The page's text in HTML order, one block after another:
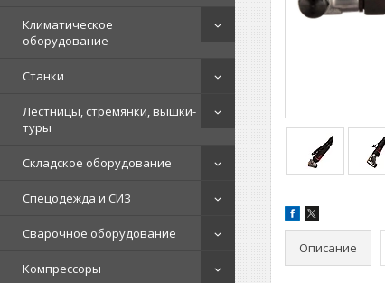
Климатическое
оборудование
Станки
Лестницы, стремянки, вышки-
туры
Складское оборудование
Спецодежда и СИЗ
Сварочное оборудование
Компрессоры
Описание